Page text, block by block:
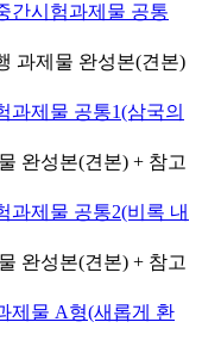
간시험과제물 공통
과제물 완성본(견본)
과제물 공통1(삼국의
완성본(견본) + 참고
과제물 공통2(비록 내
완성본(견본) + 참고
제물 A형(새롭게 환